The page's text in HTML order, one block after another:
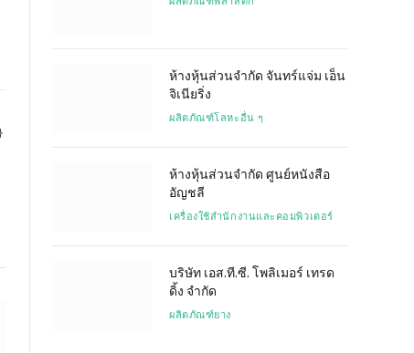
Website
ห้างหุ้นส่วนจำกัด จันทร์แจ่ม เอ็น
จิเนียริ่ง
ผลิตภัณฑ์โลหะอื่น ๆ
ห้างหุ้นส่วนจำกัด ศูนย์หนังสือ
อัญชลี
เครื่องใช้สำนักงานและคอมพิวเตอร์
บริษัท เอส.ที.ซี. โพลิเมอร์ เทรด
ดิ้ง จำกัด
ผลิตภัณฑ์ยาง